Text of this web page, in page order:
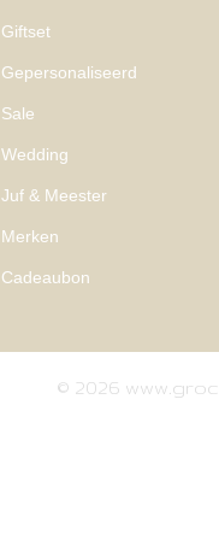
Giftset
Gepersonaliseerd
Sale
Wedding
Juf & Meester
Merken
Cadeaubon
© 2026